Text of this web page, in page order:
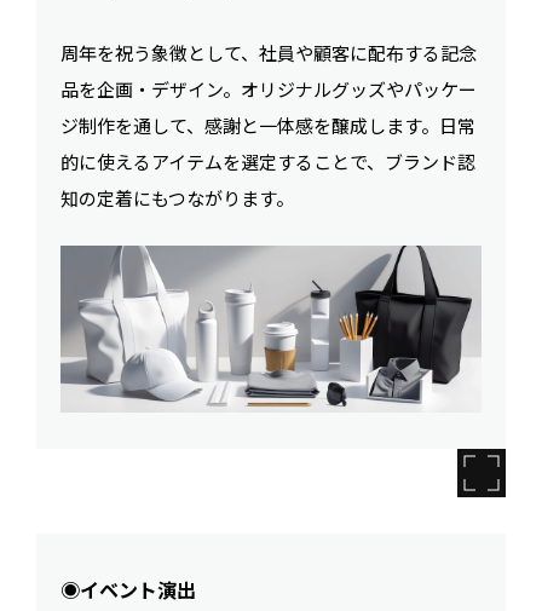
周年を祝う象徴として、社員や顧客に配布する記念
品を企画・デザイン。オリジナルグッズやパッケー
ジ制作を通して、感謝と一体感を醸成します。日常
的に使えるアイテムを選定することで、ブランド認
知の定着にもつながります。
◉イベント演出